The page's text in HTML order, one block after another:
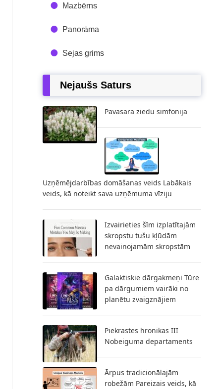
Mazbērns
Panorāma
Sejas grims
Nejaušs Saturs
Pavasara ziedu simfonija
Uzņēmējdarbības domāšanas veids Labākais
veids, kā noteikt sava uzņēmuma vīziju
Izvairieties šīm izplatītajām
skropstu tušu kļūdām
nevainojamām skropstām
Galaktiskie dārgakmeņi Tūre
pa dārgumiem vairāki no
planētu zvaigznājiem
Piekrastes hronikas III
Nobeiguma departaments
Ārpus tradicionālajām
robežām Pareizais veids, kā